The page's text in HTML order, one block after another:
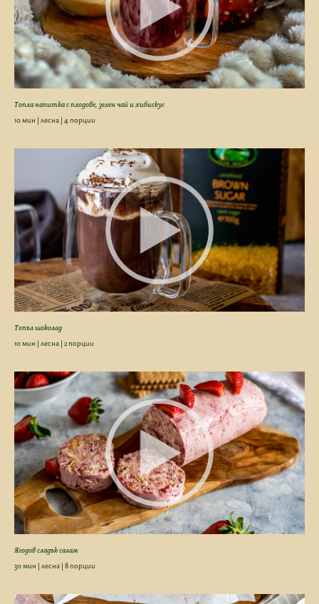
Топла напитка с плодове, зелен чай и хибискус
10 мин | лесна | 4 порции
Топъл шоколад
10 мин | лесна | 2 порции
Ягодов сладък салам
30 мин | лесна | 8 порции